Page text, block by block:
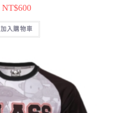
NT$600
加入購物車